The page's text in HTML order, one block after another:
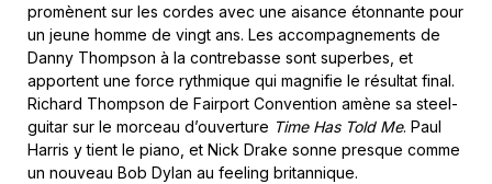
promènent sur les cordes avec une aisance étonnante pour
un jeune homme de vingt ans. Les accompagnements de
Danny Thompson à la contrebasse sont superbes, et
apportent une force rythmique qui magnifie le résultat final.
Richard Thompson de Fairport Convention amène sa steel-
guitar sur le morceau d’ouverture Time Has Told Me. Paul
Harris y tient le piano, et Nick Drake sonne presque comme
un nouveau Bob Dylan au feeling britannique.